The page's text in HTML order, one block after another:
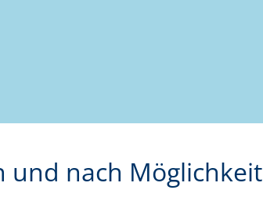
und nach Möglichkeit